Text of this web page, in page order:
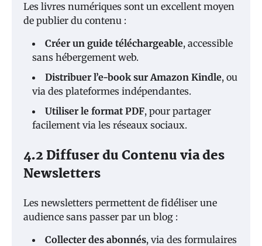
Les livres numériques sont un excellent moyen
de publier du contenu :
Créer un guide téléchargeable, accessible
sans hébergement web.
Distribuer l’e-book sur Amazon Kindle, ou
via des plateformes indépendantes.
Utiliser le format PDF, pour partager
facilement via les réseaux sociaux.
4.2 Diffuser du Contenu via des
Newsletters
Les newsletters permettent de fidéliser une
audience sans passer par un blog :
Collecter des abonnés, via des formulaires